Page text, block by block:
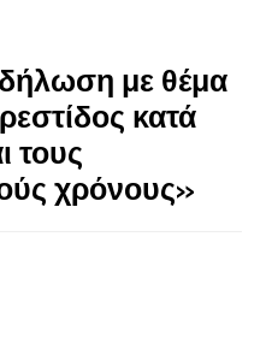
με θέμα
κατά
τους
χρόνους»